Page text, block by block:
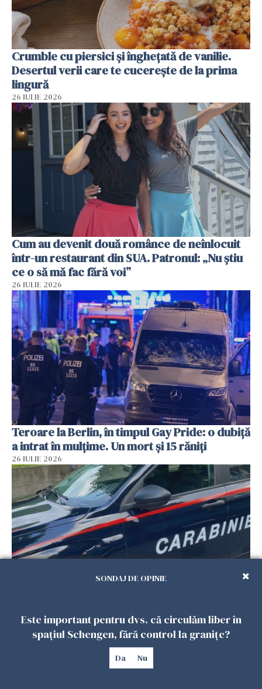
Crumble cu piersici și înghețată de vanilie.
Desertul verii care te cucerește de la prima
lingură
26 IULIE 2026
Cum au devenit două românce de neînlocuit
într-un restaurant din SUA. Patronul: „Nu știu
ce o să mă fac fără voi”
26 IULIE 2026
Teroare la Berlin, în timpul Gay Pride: o dubiță
a intrat în mulțime. Un mort și 15 răniți
26 IULIE 2026
casă din Italia. Proprietarul spune că s-a
apărat cu un cuțit
SONDAJ DE OPINIE
Este important pentru dvs. că circulăm liber în
spațiul Schengen, fără control la granițe?
Da Nu